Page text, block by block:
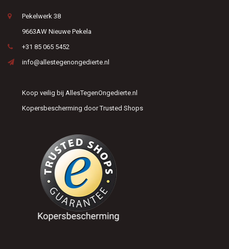
Pekelwerk 38
9663AW Nieuwe Pekela
+31 85 065 5452
info@allestegenongedierte.nl
Koop veilig bij AllesTegenOngedierte.nl
Kopersbescherming door Trusted Shops